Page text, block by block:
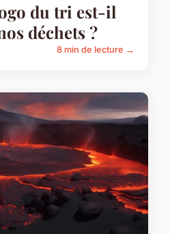
du tri est-il
déchets ?
8 min de lecture →